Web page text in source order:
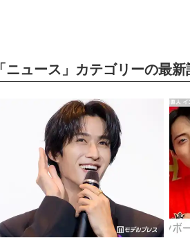
「ニュース」カテゴリーの最